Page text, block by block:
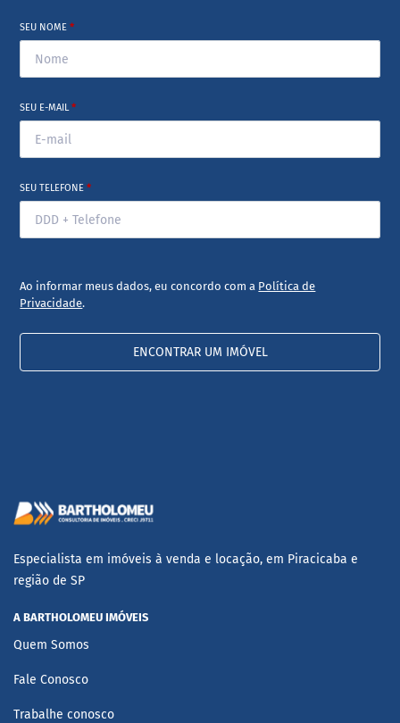
SEU NOME*
SEU E-MAIL*
SEU TELEFONE*
Ao informar meus dados, eu concordo com a Política de
Privacidade.
ENCONTRAR UM IMÓVEL
Especialista em imóveis à venda e locação, em Piracicaba e
região de SP
A BARTHOLOMEU IMÓVEIS
Quem Somos
Fale Conosco
Trabalhe conosco